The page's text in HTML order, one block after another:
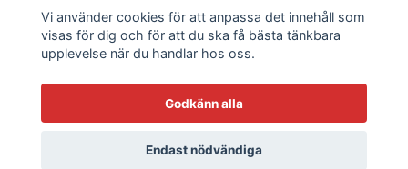
Vi använder cookies för att anpassa det innehåll som
visas för dig och för att du ska få bästa tänkbara
upplevelse när du handlar hos oss.
Godkänn alla
Endast nödvändiga